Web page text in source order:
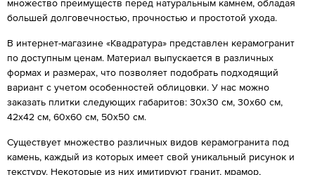
множество преимуществ перед натуральным камнем, обладая
большей долговечностью, прочностью и простотой ухода.
В интернет-магазине «Квадратура» представлен керамогранит
по доступным ценам. Материал выпускается в различных
формах и размерах, что позволяет подобрать подходящий
вариант с учетом особенностей облицовки. У нас можно
заказать плитки следующих габаритов: 30х30 см, 30х60 см,
42х42 см, 60х60 см, 50х50 см.
Существует множество различных видов керамогранита под
камень, каждый из которых имеет свой уникальный рисунок и
текстуру. Некоторые из них имитируют гранит, мрамор,